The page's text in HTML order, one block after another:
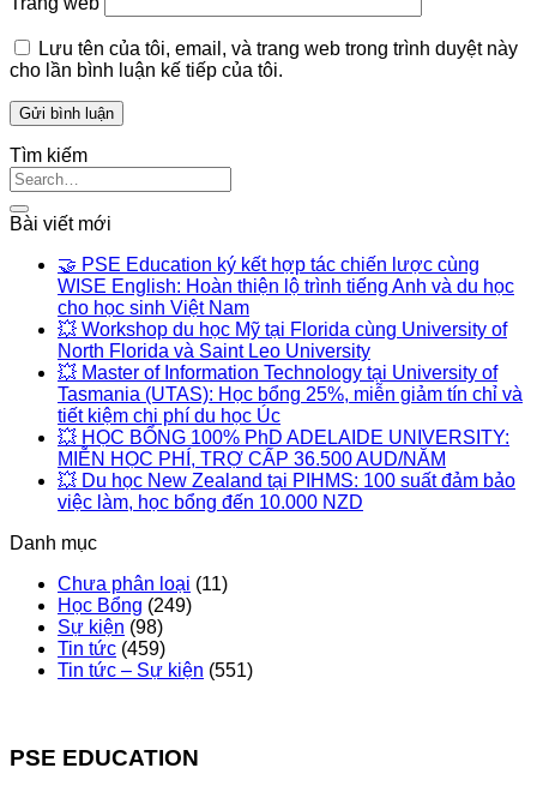
Lưu tên của tôi, email, và trang web trong trình duyệt này
cho lần bình luận kế tiếp của tôi.
Tìm kiếm
Bài viết mới
🤝 PSE Education ký kết hợp tác chiến lược cùng
WISE English: Hoàn thiện lộ trình tiếng Anh và du học
cho học sinh Việt Nam
💥 Workshop du học Mỹ tại Florida cùng University of
North Florida và Saint Leo University
💥 Master of Information Technology tại University of
Tasmania (UTAS): Học bổng 25%, miễn giảm tín chỉ và
tiết kiệm chi phí du học Úc
💥 HỌC BỔNG 100% PhD ADELAIDE UNIVERSITY:
MIỄN HỌC PHÍ, TRỢ CẤP 36.500 AUD/NĂM
💥 Du học New Zealand tại PIHMS: 100 suất đảm bảo
việc làm, học bổng đến 10.000 NZD
Danh mục
Chưa phân loại (11)
Học Bổng (249)
Sự kiện (98)
Tin tức (459)
Tin tức – Sự kiện (551)
PSE EDUCATION